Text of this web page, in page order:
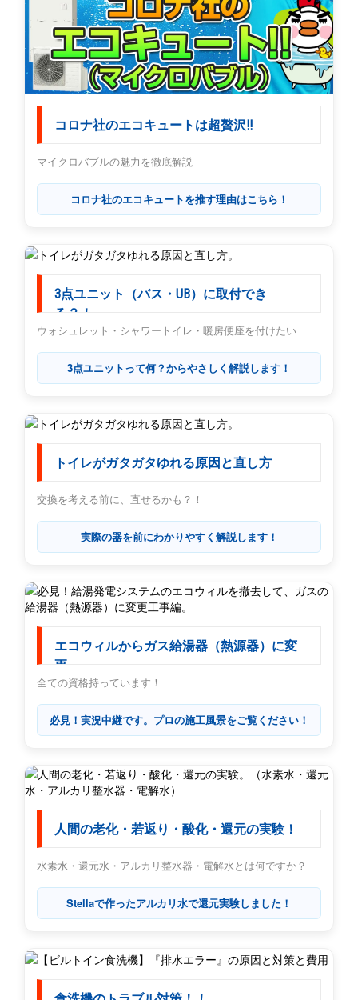
コロナ社のエコキュートは超贅沢!!
マイクロバブルの魅力を徹底解説
コロナ社のエコキュートを推す理由はこちら！
3点ユニット（バス・UB）に取付でき
る？！
ウォシュレット・シャワートイレ・暖房便座を付けたい
3点ユニットって何？からやさしく解説します！
トイレがガタガタゆれる原因と直し方
交換を考える前に、直せるかも？！
実際の器を前にわかりやすく解説します！
エコウィルからガス給湯器（熱源器）に変
更
全ての資格持っています！
必見！実況中継です。プロの施工風景をご覧ください！
人間の老化・若返り・酸化・還元の実験！
水素水・還元水・アルカリ整水器・電解水とは何ですか？
Stellaで作ったアルカリ水で還元実験しました！